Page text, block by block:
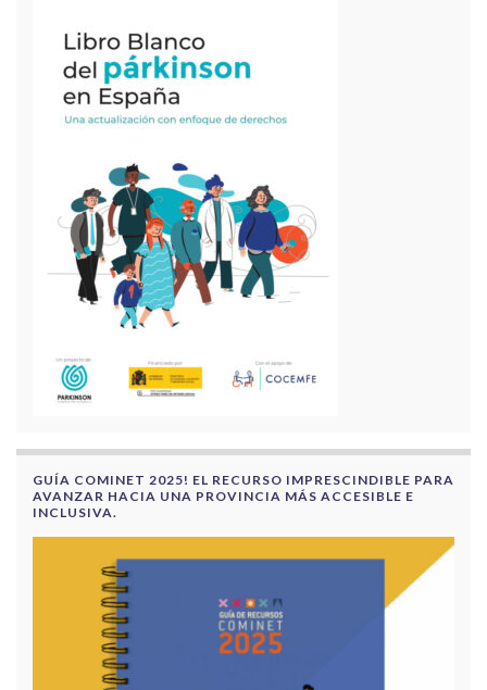
GUÍA COMINET 2025! EL RECURSO IMPRESCINDIBLE PARA
AVANZAR HACIA UNA PROVINCIA MÁS ACCESIBLE E
INCLUSIVA.